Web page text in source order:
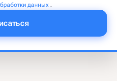
данных .